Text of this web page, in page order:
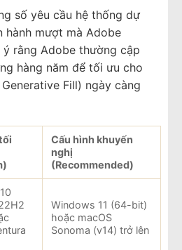
số yêu cầu hệ thống dự
hành mượt mà Adobe
rằng Adobe thường cập
hàng năm để tối ưu cho
Fill) ngày càng
Cấu hình khuyến
nghị
(Recommended)
Windows 11 (64-bit)
hoặc macOS
Sonoma (v14) trở lên